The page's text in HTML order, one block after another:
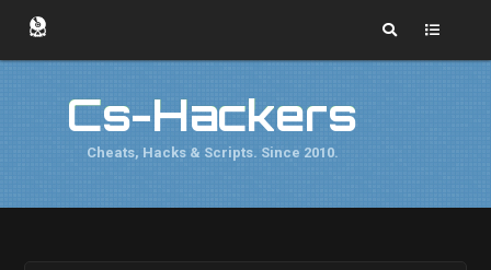
Cs-Hackers
Cheats, Hacks & Scripts. Since 2010.